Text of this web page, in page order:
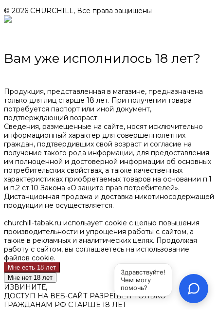
© 2026 CHURCHILL, Все права защищены
Вам уже исполнилось 18 лет?
Продукция, представленная в магазине, предназначена
только для лиц старше 18 лет. При получении товара
потребуется паспорт или иной документ,
подтверждающий возраст.
Сведения, размещенные на сайте, носят исключительно
информационный характер для совершеннолетних
граждан, подтвердивших свой возраст и согласие на
получение такого рода информации, для предоставления
им полноценной и достоверной информации об основных
потребительских свойствах, а также качественных
характеристиках приобретаемых товаров на основании п.1
и п.2 ст.10 Закона «О защите прав потребителей».
Дистанционная продажа и доставка никотиносодержащей
продукции не осуществляется.
churchill-tabak.ru использует cookie c целью повышения
производительности и упрощения работы с сайтом, а
также в рекламных и аналитических целях. Продолжая
работу с сайтом, вы соглашаетесь на использование
файлов cookie.
Мне есть 18 лет
Мне нет 18 лет
ИЗВИНИТЕ,
ДОСТУП НА ВЕБ-САЙТ РАЗРЕШЕН ТОЛЬКО
ГРАЖДАНАМ РФ СТАРШЕ 18 ЛЕТ